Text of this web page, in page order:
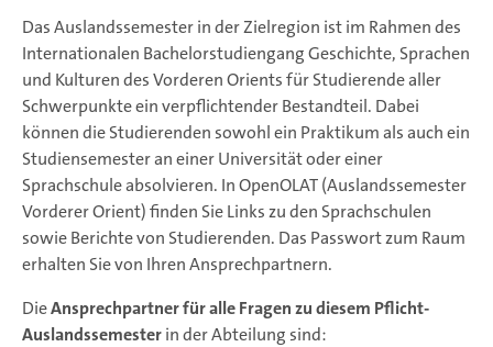
Das Auslandssemester in der Zielregion ist im Rahmen des
Internationalen Bachelorstudiengang Geschichte, Sprachen
und Kulturen des Vorderen Orients für Studierende aller
Schwerpunkte ein verpflichtender Bestandteil. Dabei
können die Studierenden sowohl ein Praktikum als auch ein
Studiensemester an einer Universität oder einer
Sprachschule absolvieren. In OpenOLAT (Auslandssemester
Vorderer Orient) finden Sie Links zu den Sprachschulen
sowie Berichte von Studierenden. Das Passwort zum Raum
erhalten Sie von Ihren Ansprechpartnern.
DieAnsprechpartner für alle Fragen zu diesem Pflicht-
Auslandssemesterin der Abteilung sind: